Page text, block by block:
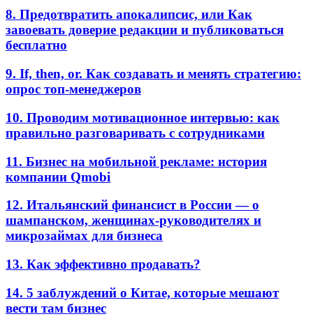
8. Предотвратить апокалипсис, или Как
завоевать доверие редакции и публиковаться
бесплатно
9. If, then, or. Как создавать и менять стратегию:
опрос топ-менеджеров
10. Проводим мотивационное интервью: как
правильно разговаривать с сотрудниками
11. Бизнес на мобильной рекламе: история
компании Qmobi
12. Итальянский финансист в России — о
шампанском, женщинах-руководителях и
микрозаймах для бизнеса
13. Как эффективно продавать?
14. 5 заблуждений о Китае, которые мешают
вести там бизнес